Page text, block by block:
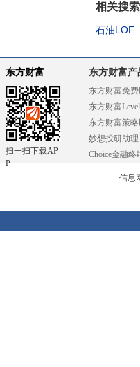
相关搜索
石油LOF
东方财富
扫一扫下载AP
P
东方财富产
东方财富免费
东方财富
东方财富策略
妙想投研助理
Choice金融终
信息